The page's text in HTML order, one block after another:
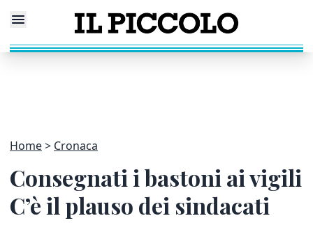
Home Cronaca
Consegnati i bastoni ai vigili
C’è il plauso dei sindacati